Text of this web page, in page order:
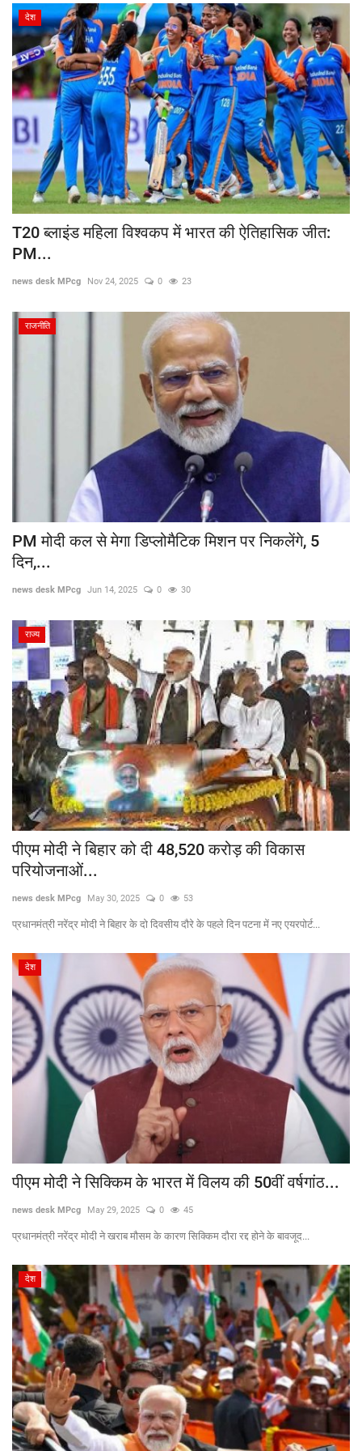
खेल
नौकरी
करिअर
ज्योतिष
लाइफस्टाइल
अजब-गजब
देश
T20 ब्लाइंड महिला विश्वकप में भारत की ऐतिहासिक जीत:
PM...
news desk MPcg Nov 24, 2025 0 23
राजनीति
PM मोदी कल से मेगा डिप्लोमैटिक मिशन पर निकलेंगे, 5
दिन,...
news desk MPcg Jun 14, 2025 0 30
राज्य
पीएम मोदी ने बिहार को दी 48,520 करोड़ की विकास
परियोजनाओं...
news desk MPcg May 30, 2025 0 53
प्रधानमंत्री नरेंद्र मोदी ने बिहार के दो दिवसीय दौरे के पहले दिन पटना में नए एयरपोर्ट...
देश
पीएम मोदी ने सिक्किम के भारत में विलय की 50वीं वर्षगांठ...
news desk MPcg May 29, 2025 0 45
प्रधानमंत्री नरेंद्र मोदी ने खराब मौसम के कारण सिक्किम दौरा रद्द होने के बावजूद...
देश